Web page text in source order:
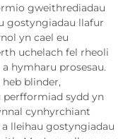
gweithrediadau
gostyngiadau llafur
yn cael eu
uchelach fel rheoli
hymharu prosesau.
blinder,
perfformiad sydd yn
cynhyrchiant
lleihau gostyngiadau